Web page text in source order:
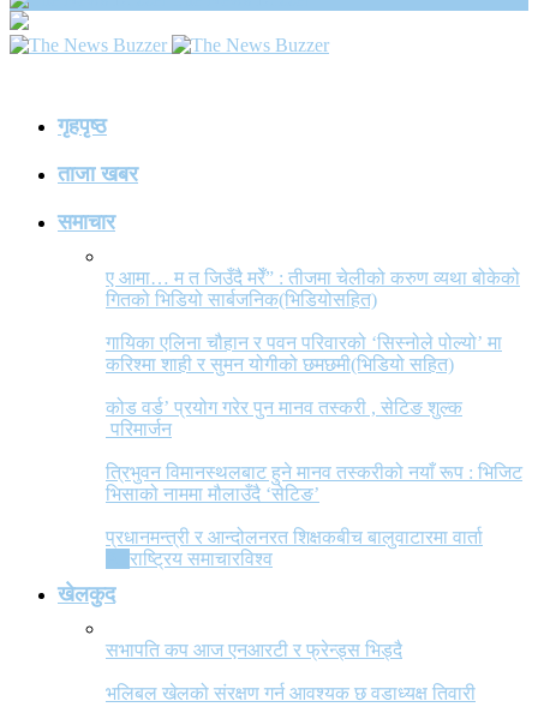
गृहपृष्ठ
ताजा खबर
समाचार
ए आमा… म त जिउँदै मरेँ” : तीजमा चेलीको करुण व्यथा बोकेको
गितको भिडियो सार्बजनिक(भिडियोसहित)
गायिका एलिना चौहान र पवन परिवारको ‘सिस्नोले पोल्यो’ मा
करिश्मा शाही र सुमन योगीको छमछमी(भिडियो सहित)
कोड वर्ड’ प्रयोग गरेर पुन मानव तस्करी , सेटिङ शुल्क
परिमार्जन
त्रिभुवन विमानस्थलबाट हुने मानव तस्करीको नयाँ रूप : भिजिट
भिसाको नाममा मौलाउँदै ‘सेटिङ’
प्रधानमन्त्री र आन्दोलनरत शिक्षकबीच बालुवाटारमा वार्ता
राष्ट्रिय समाचारविश्व
खेलकुद
सभापति कप आज एनआरटी र फ्रेन्ड्स भिड्दै
भलिबल खेलको संरक्षण गर्न आवश्यक छ वडाध्यक्ष तिवारी